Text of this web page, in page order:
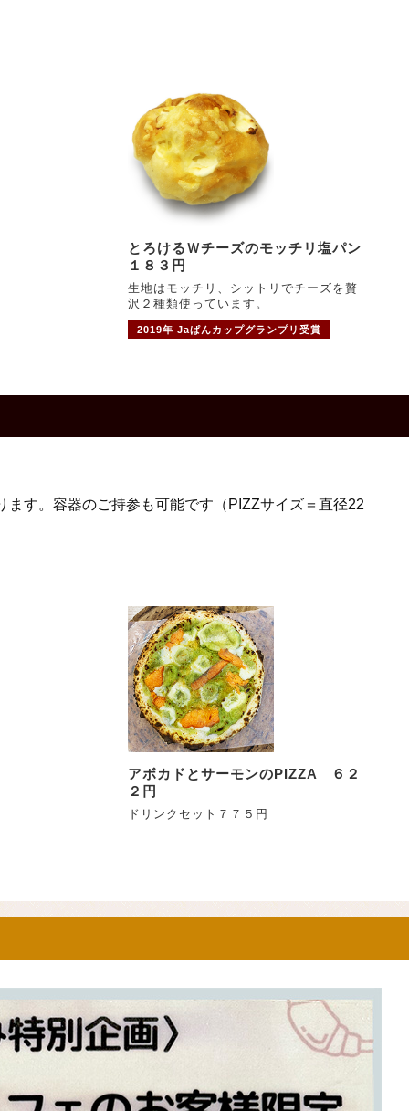
とろけるＷチーズのモッチリ塩パン
１８３円
生地はモッチリ、シットリでチーズを贅
沢２種類使っています。
2019年 Jaぱんカップグランプリ受賞
す。容器のご持参も可能です（PIZZサイズ＝直径22
アボカドとサーモンのPIZZA ６２
２円
ドリンクセット７７５円